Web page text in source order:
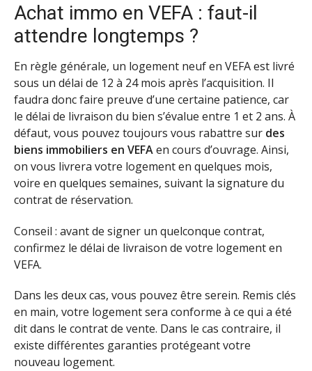
Achat immo en VEFA : faut-il
attendre longtemps ?
En règle générale, un logement neuf en VEFA est livré
sous un délai de 12 à 24 mois après l’acquisition. Il
faudra donc faire preuve d’une certaine patience, car
le délai de livraison du bien s’évalue entre 1 et 2 ans. À
défaut, vous pouvez toujours vous rabattre sur des
biens immobiliers en VEFAen cours d’ouvrage. Ainsi,
on vous livrera votre logement en quelques mois,
voire en quelques semaines, suivant la signature du
contrat de réservation.
Conseil : avant de signer un quelconque contrat,
confirmez le délai de livraison de votre logement en
VEFA.
Dans les deux cas, vous pouvez être serein. Remis clés
en main, votre logement sera conforme à ce qui a été
dit dans le contrat de vente. Dans le cas contraire, il
existe différentes garanties protégeant votre
nouveau logement.